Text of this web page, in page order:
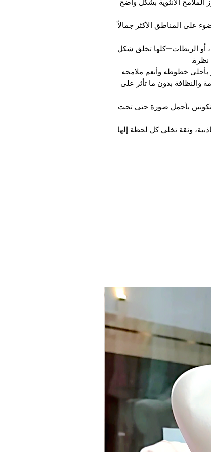
على المناطق الأكثر جمالاً
أو الربطات—كلها تخلق شكل
خطوطه وأنعم ملامحه.
والنظافة بدون ما تأثر على
تكونين بأجمل صورة حتى تحت
وثقة تخلي كل لحظة إلها